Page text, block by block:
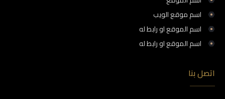
اسم موقع الويب
اسم الموقع او رابط له
اسم الموقع او رابط له
اتصل بنا